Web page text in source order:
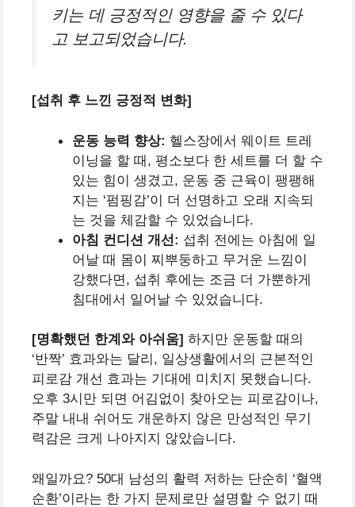
키는 데 긍정적인 영향을 줄 수 있다
고 보고되었습니다.
[섭취 후 느낀 긍정적 변화]
운동 능력 향상: 헬스장에서 웨이트 트레
이닝을 할 때, 평소보다 한 세트를 더 할 수
있는 힘이 생겼고, 운동 중 근육이 팽팽해
지는 ‘펌핑감’이 더 선명하고 오래 지속되
는 것을 체감할 수 있었습니다.
아침 컨디션 개선: 섭취 전에는 아침에 일
어날 때 몸이 찌뿌둥하고 무거운 느낌이
강했다면, 섭취 후에는 조금 더 가뿐하게
침대에서 일어날 수 있었습니다.
[명확했던 한계와 아쉬움] 하지만 운동할 때의
‘반짝’ 효과와는 달리, 일상생활에서의 근본적인
피로감 개선 효과는 기대에 미치지 못했습니다.
오후 3시만 되면 어김없이 찾아오는 피로감이나,
주말 내내 쉬어도 개운하지 않은 만성적인 무기
력감은 크게 나아지지 않았습니다.
왜일까요? 50대 남성의 활력 저하는 단순히 ‘혈액
순환’이라는 한 가지 문제로만 설명할 수 없기 때